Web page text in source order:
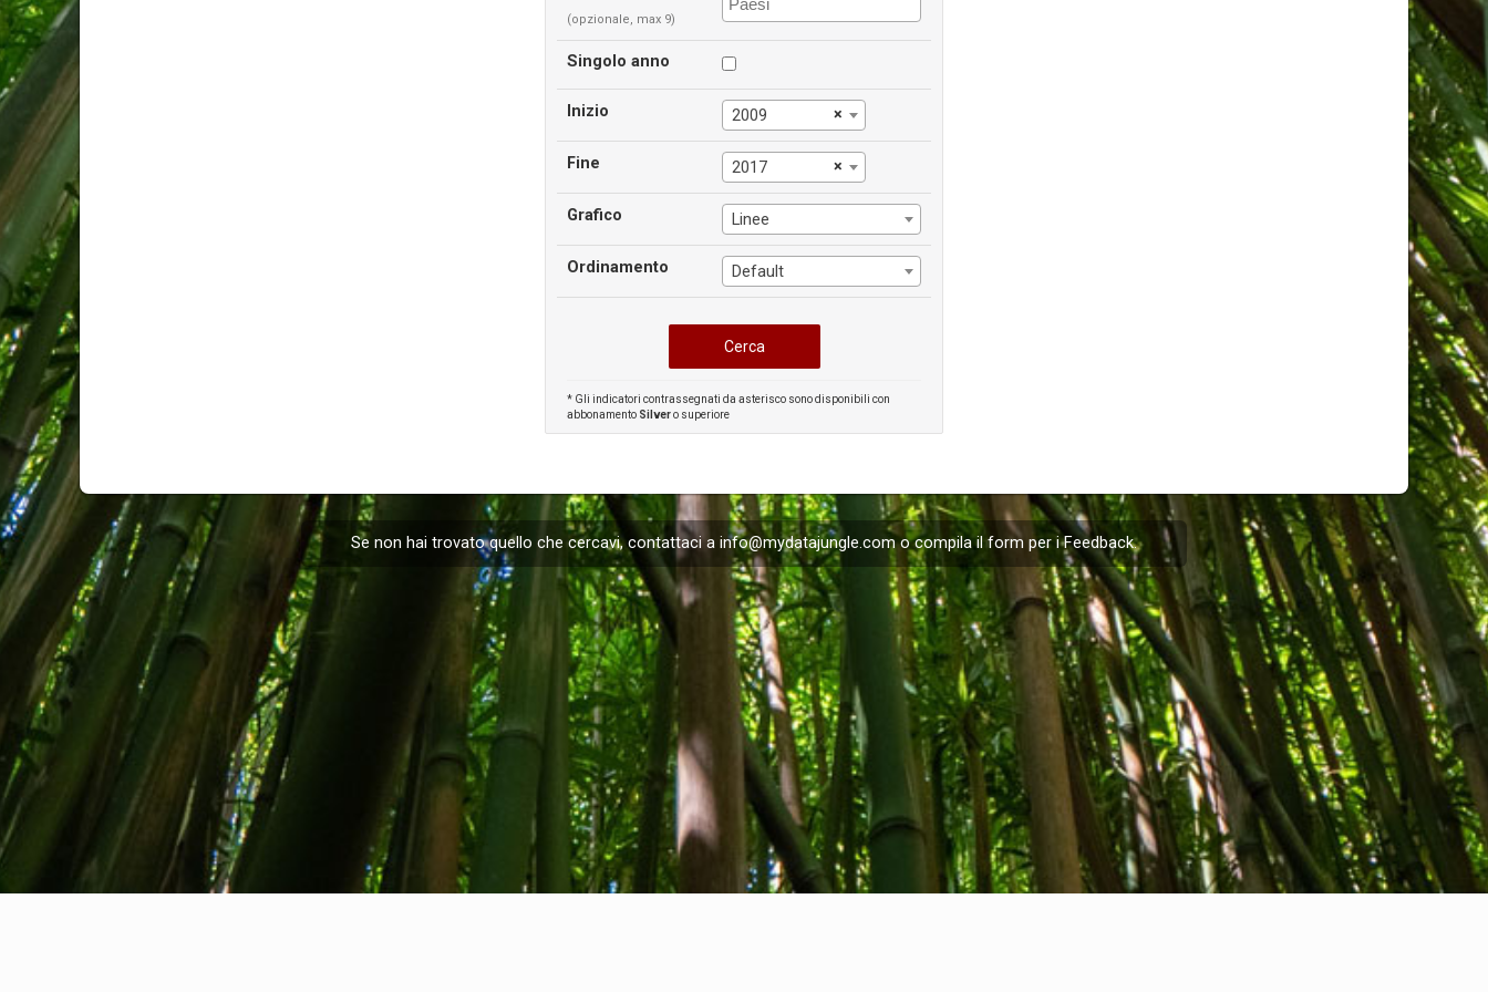
(opzionale, max 9)
Singolo anno
Inizio ×
2009
Fine ×
2017
Grafico Linee
Ordinamento Default
* Gli indicatori contrassegnati da asterisco sono disponibili con
abbonamento Silvero superiore
Se non hai trovato quello che cercavi, contattaci a info@mydatajungle.como compila il form per iFeedback.